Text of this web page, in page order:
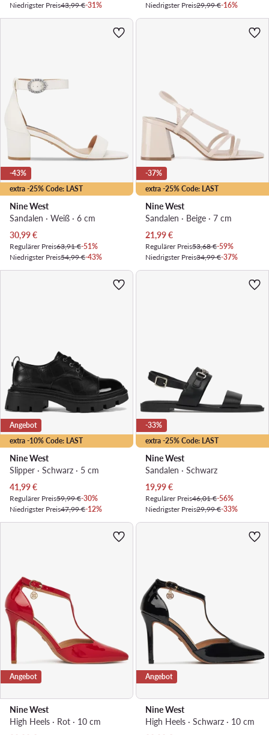
Niedrigster Preis43,99 €-31%
Niedrigster Preis29,99 €-16%
extra -25% Code: LAST
-43%
Nine West
Sandalen · Weiß · 6 cm
Aktueller Preis
30,99€
Regulärer Preis63,91 €-51%
Niedrigster Preis54,99 €-43%
extra -25% Code: LAST
-37%
Nine West
Sandalen · Beige · 7 cm
Aktueller Preis
21,99€
Regulärer Preis53,68 €-59%
Niedrigster Preis34,99 €-37%
extra -10% Code: LAST
Angebot
Nine West
Slipper · Schwarz · 5 cm
Aktueller Preis
41,99€
Regulärer Preis59,99 €-30%
Niedrigster Preis47,99 €-12%
extra -25% Code: LAST
-33%
Nine West
Sandalen · Schwarz
Aktueller Preis
19,99€
Regulärer Preis46,01 €-56%
Niedrigster Preis29,99 €-33%
Angebot
Nine West
High Heels · Rot · 10 cm
Angebot
Nine West
High Heels · Schwarz · 10 cm